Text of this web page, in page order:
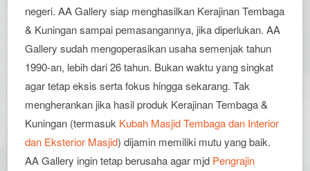
negeri. AA Gallery siap menghasilkan Kerajinan Tembaga
& Kuningan sampai pemasangannya, jika diperlukan. AA
Gallery sudah mengoperasikan usaha semenjak tahun
1990-an, lebih dari 26 tahun. Bukan waktu yang singkat
agar tetap eksis serta fokus hingga sekarang. Tak
mengherankan jika hasil produk Kerajinan Tembaga &
Kuningan (termasuk Kubah Masjid Tembaga dan Interior
dan Eksterior Masjid) dijamin memiliki mutu yang baik.
AA Gallery ingin tetap berusaha agar mjd Pengrajin